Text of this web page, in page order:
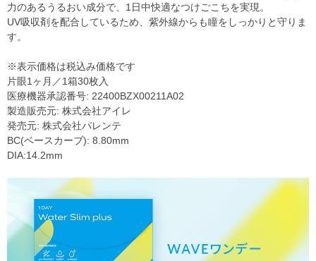
力のあるうるおい成分で、1日中快適なつけごこちを実現。
UV吸収剤を配合しているため、紫外線からも瞳をしっかりと守りま
す。
※表示価格は税込み価格です
片眼1ヶ月／1箱30枚入
医療機器承認番号: 22400BZX00211A02
製造販売元: 株式会社アイレ
発売元: 株式会社パレンテ
BC(ベースカーブ): 8.80mm
DIA:14.2mm